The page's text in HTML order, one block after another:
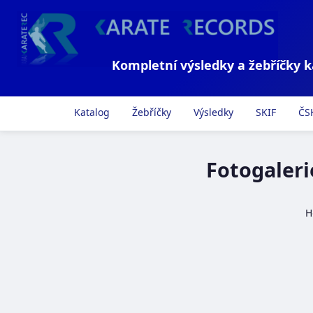
Kompletní výsledky a žebříčky
Katalog Žebříčky Výsledky SKIF